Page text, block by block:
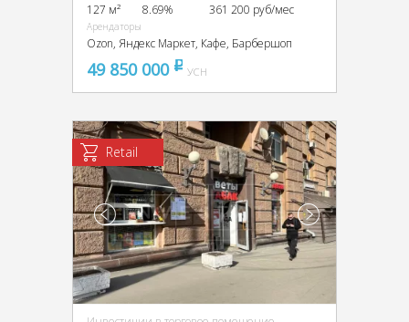
127 м² 8.69% 361 200 руб/мес
Арендаторы
Ozon, Яндекс Маркет, Кафе, Барбершоп
49 850 000 pуб
УСН
Retail